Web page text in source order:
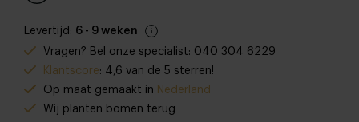
Levertijd: 6 - 9 weken
Vragen? Bel onze specialist: 040 304 6229
Klantscore: 4,6 van de 5 sterren!
Op maat gemaakt in Nederland
Wij planten bomen terug